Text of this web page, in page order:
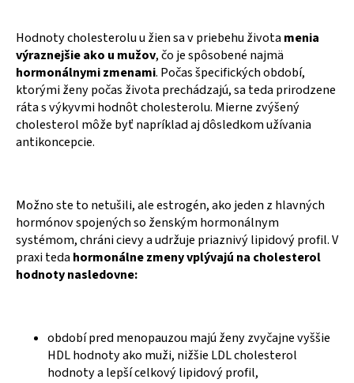
Hodnoty cholesterolu u žien sa v priebehu životamenia
výraznejšie ako u mužov, čo je spôsobené najmä
hormonálnymi zmenami. Počas špecifických období,
ktorými ženy počas života prechádzajú, sa teda prirodzene
ráta s výkyvmi hodnôt cholesterolu. Mierne zvýšený
cholesterol môže byť napríklad aj dôsledkom užívania
antikoncepcie.
Možno ste to netušili, ale estrogén, ako jeden z hlavných
hormónov spojených so ženským hormonálnym
systémom, chráni cievy a udržuje priaznivý lipidový profil. V
praxi tedahormonálne zmeny vplývajú na cholesterol
hodnoty nasledovne:
období pred menopauzou majú ženy zvyčajne vyššie
HDL hodnoty ako muži, nižšie LDL cholesterol
hodnoty a lepší celkový lipidový profil,